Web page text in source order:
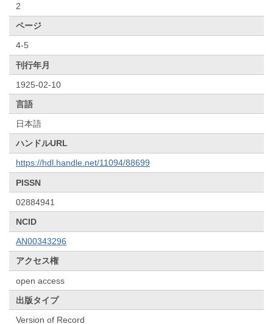
2
ページ
4-5
刊行年月
1925-02-10
言語
日本語
ハンドルURL
https://hdl.handle.net/11094/88699
PISSN
02884941
NCID
AN00343296
アクセス権
open access
出版タイプ
Version of Record